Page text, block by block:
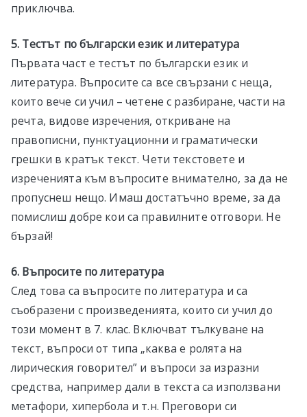
приключва.
5. Тестът по български език и литература
Първата част е тестът по български език и
литература. Въпросите са все свързани с неща,
които вече си учил – четене с разбиране, части на
речта, видове изречения, откриване на
правописни, пунктуационни и граматически
грешки в кратък текст. Чети текстовете и
изреченията към въпросите внимателно, за да не
пропуснеш нещо. Имаш достатъчно време, за да
помислиш добре кои са правилните отговори. Не
бързай!
6. Въпросите по литература
След това са въпросите по литература и са
съобразени с произведенията, които си учил до
този момент в 7. клас. Включват тълкуване на
текст, въпроси от типа „каква е ролята на
лирическия говорител” и въпроси за изразни
средства, например дали в текста са използвани
метафори, хипербола и т.н. Преговори си